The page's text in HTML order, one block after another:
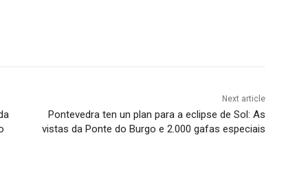
Next article
Pontevedra ten un plan para a eclipse de Sol: As
vistas da Ponte do Burgo e 2.000 gafas especiais